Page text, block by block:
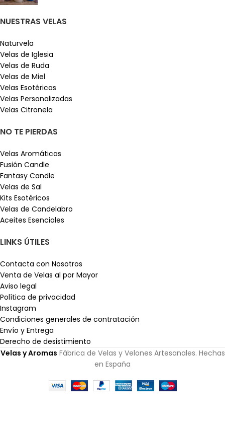
NUESTRAS VELAS
Naturvela
Velas de Iglesia
Velas de Ruda
Velas de Miel
Velas Esotéricas
Velas Personalizadas
Velas Citronela
NO TE PIERDAS
Velas Aromáticas
Fusión Candle
Fantasy Candle
Velas de Sal
Kits Esotéricos
Velas de Candelabro
Aceites Esenciales
LINKS ÚTILES
Contacta con Nosotros
Venta de Velas al por Mayor
Aviso legal
Política de privacidad
Instagram
Condiciones generales de contratación
Envío y Entrega
Derecho de desistimiento
Velas y Aromas Fábrica de Velas y Velones Artesanales. Hechas
en España